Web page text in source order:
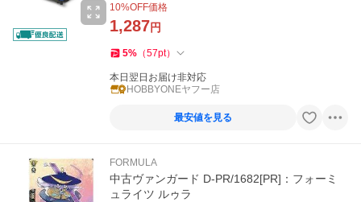
10%OFF価格
1,287円
5% （57pt）
本日翌日お届け非対応
HOBBYONEヤフー店
最安値を見る
FORMULA
中古ヴァンガード D-PR/1682[PR]：フォーミ
ュライツ ルゥラ